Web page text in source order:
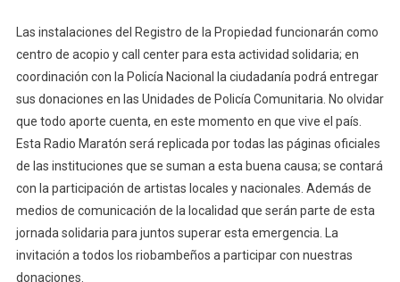
Las instalaciones del Registro de la Propiedad funcionarán como
centro de acopio y call center para esta actividad solidaria; en
coordinación con la Policía Nacional la ciudadanía podrá entregar
sus donaciones en las Unidades de Policía Comunitaria. No olvidar
que todo aporte cuenta, en este momento en que vive el país.
Esta Radio Maratón será replicada por todas las páginas oficiales
de las instituciones que se suman a esta buena causa; se contará
con la participación de artistas locales y nacionales. Además de
medios de comunicación de la localidad que serán parte de esta
jornada solidaria para juntos superar esta emergencia. La
invitación a todos los riobambeños a participar con nuestras
donaciones.